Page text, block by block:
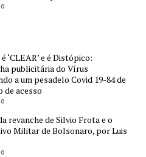
‘CLEAR’ e é Distópico:
publicitária do Vírus
a um pesadelo Covid 19-84 de
de acesso
revanche de Silvio Frota e o
Militar de Bolsonaro, por Luis